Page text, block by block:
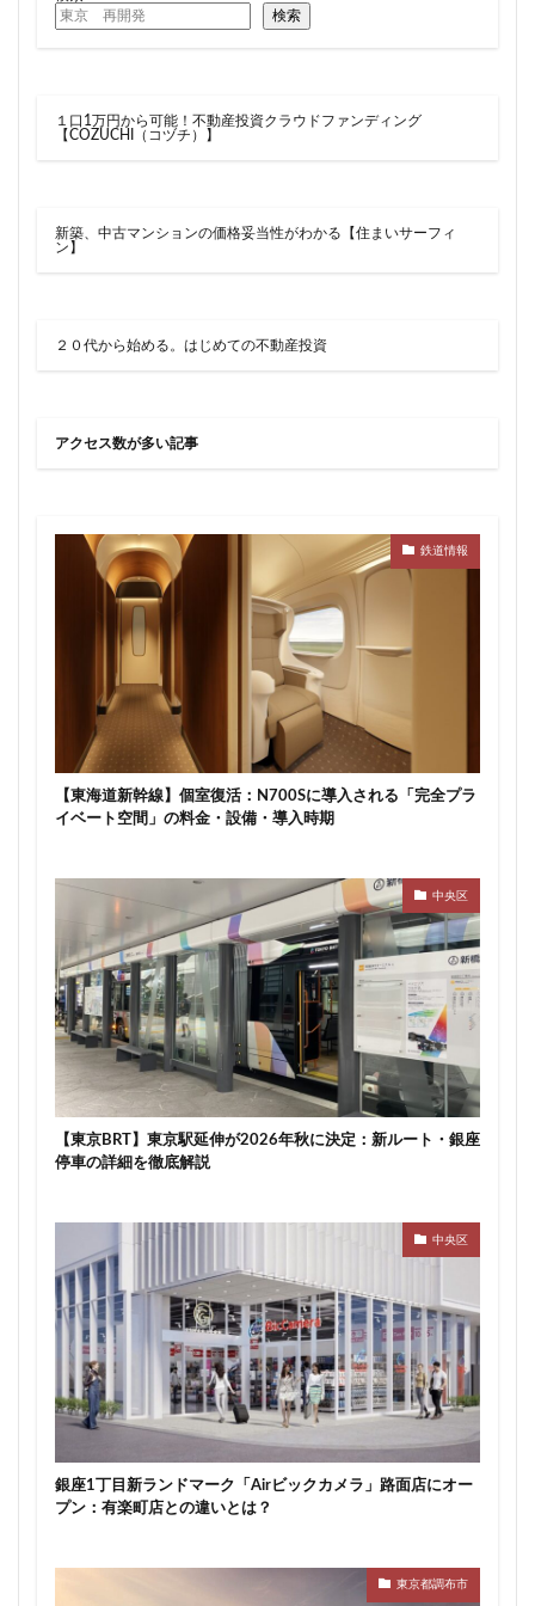
検索
１口1万円から可能！不動産投資クラウドファンディング
【COZUCHI（コヅチ）】
新築、中古マンションの価格妥当性がわかる【住まいサーフィ
ン】
２０代から始める。はじめての不動産投資
アクセス数が多い記事
鉄道情報
【東海道新幹線】個室復活：N700Sに導入される「完全プラ
イベート空間」の料金・設備・導入時期
中央区
【東京BRT】東京駅延伸が2026年秋に決定：新ルート・銀座
停車の詳細を徹底解説
中央区
銀座1丁目新ランドマーク「Airビックカメラ」路面店にオー
プン：有楽町店との違いとは？
東京都調布市